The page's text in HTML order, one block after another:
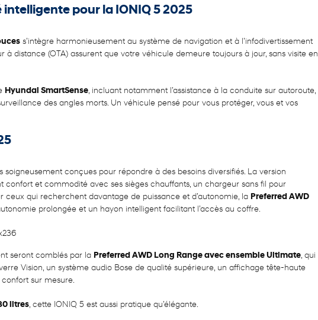
pour la IONIQ 5 2025
s’intègre harmonieusement au système de navigation et à l’infodivertissement
distance (OTA) assurent que votre véhicule demeure toujours à jour, sans visite en
Hyundai SmartSense, incluant notamment l’assistance à la conduite sur autoroute,
des angles morts. Un véhicule pensé pour vous protéger, vous et vos
soigneusement conçues pour répondre à des besoins diversifiés. La version
confort et commodité avec ses sièges chauffants, un chargeur sans fil pour
qui recherchent davantage de puissance et d’autonomie, la Preferred AWD
prolongée et un hayon intelligent facilitant l’accès au coffre.
seront comblés par la Preferred AWD Long Range avec ensemble Ultimate, qui
Vision, un système audio Bose de qualité supérieure, un affichage tête-haute
sur mesure.
litres, cette IONIQ 5 est aussi pratique qu’élégante.